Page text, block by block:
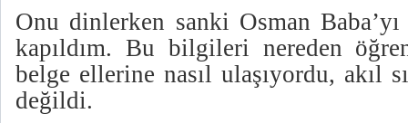
Onu dinlerken sanki Osman
kapıldım. Bu bilgileri nereden
belge ellerine nasıl ulaşıyordu, akıl
değildi.